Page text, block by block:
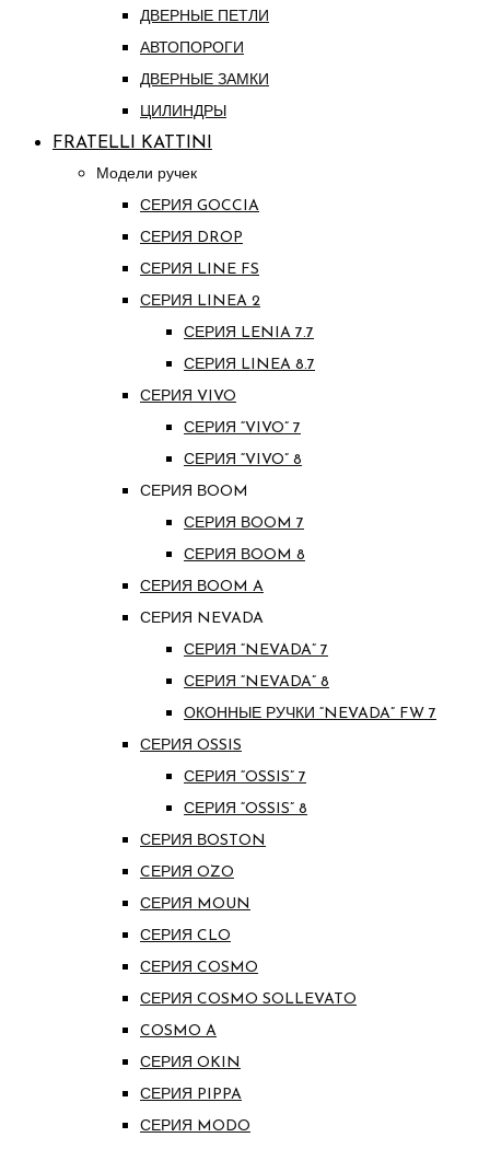
ДВЕРНЫЕ ПЕТЛИ
АВТОПОРОГИ
ДВЕРНЫЕ ЗАМКИ
ЦИЛИНДРЫ
FRATELLI KATTINI
Модели ручек
СЕРИЯ GOCCIA
СЕРИЯ DROP
СЕРИЯ LINE FS
СЕРИЯ LINEA 2
СЕРИЯ LENIA 7.7
СЕРИЯ LINEA 8.7
СЕРИЯ VIVO
СЕРИЯ “VIVO” 7
СЕРИЯ “VIVO” 8
СЕРИЯ ВOOM
СЕРИЯ ВOOM 7
СЕРИЯ ВOOM 8
СЕРИЯ ВOOM A
СЕРИЯ NEVADA
СЕРИЯ “NEVADA” 7
СЕРИЯ “NEVADA” 8
ОКОННЫЕ РУЧКИ “NEVADA” FW 7
СЕРИЯ OSSIS
СЕРИЯ “OSSIS” 7
СЕРИЯ “OSSIS” 8
СЕРИЯ ВOSTON
CЕРИЯ OZO
СЕРИЯ MOUN
СЕРИЯ CLO
СЕРИЯ COSMO
СЕРИЯ COSMO SOLLEVATO
COSMO A
СЕРИЯ OKIN
СЕРИЯ PIPPA
СЕРИЯ MODO